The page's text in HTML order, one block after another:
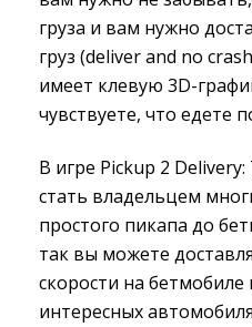
груза и вам нужно
груз (deliver and no
имеет клевую 3D-
чувствуете, что едете
В игре Pickup 2
стать владельцем
простого пикапа до
так вы можете
скорости на бетмобиле
интересных